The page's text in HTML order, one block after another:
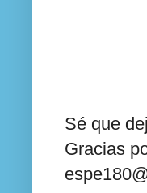
Sé que
Gracias